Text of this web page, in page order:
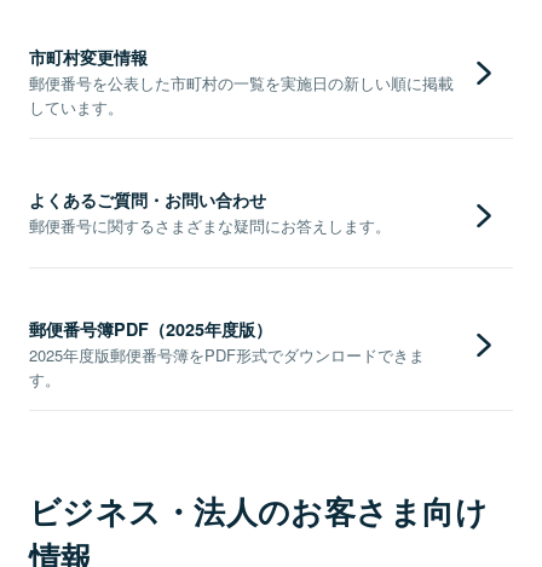
市町村変更情報
郵便番号を公表した市町村の一覧を実施日の新しい順に掲載
しています。
よくあるご質問・お問い合わせ
郵便番号に関するさまざまな疑問にお答えします。
郵便番号簿PDF（2025年度版）
2025年度版郵便番号簿をPDF形式でダウンロードできま
す。
ビジネス・法人のお客さま向け
情報